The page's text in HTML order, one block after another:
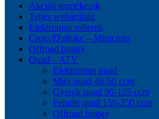
Akciós termékeink
Teljes webárúház
Elektromos rollerek
Cross/Dirtbike – Minicross
Offroad buggy
Quad – ATV
Elektromos quad
Mini quad 49-50 ccm
Gyerek quad 90-125 ccm
Felnőtt quad 150-250 ccm
Offroad buggy